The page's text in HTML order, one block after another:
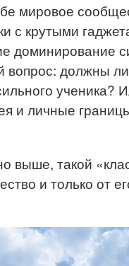
мировое
с крутыми
доминирование
вопрос: должны
ученика?
и личные
выше, такой
и только от